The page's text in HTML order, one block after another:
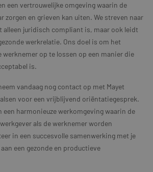
een vertrouwelijke omgeving waarin de
zorgen en grieven kan uiten. We streven naar
alleen juridisch compliant is, maar ook leidt
werkrelatie. Ons doel is om het
op te lossen op een manier die
is.
vandaag nog contact op met Mayet
voor een vrijblijvend oriëntatiegesprek.
een harmonieuze werkomgeving waarin de
als de werknemer worden
in een succesvolle samenwerking met je
een gezonde en productieve